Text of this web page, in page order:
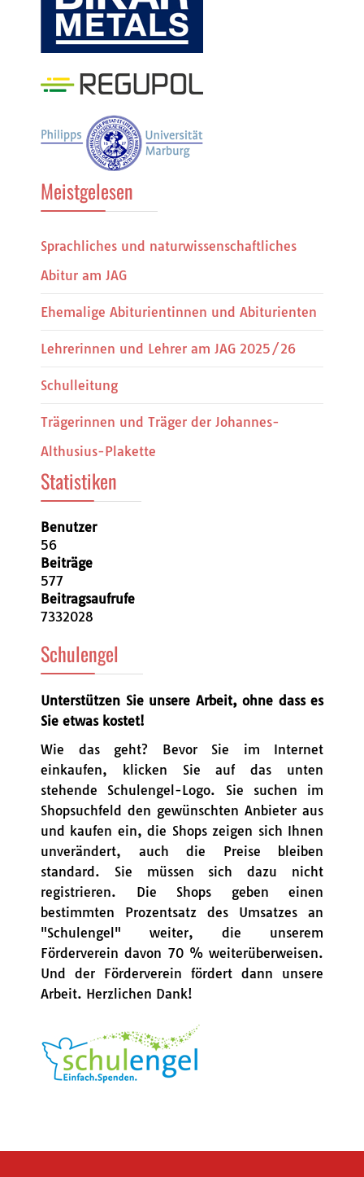
Meistgelesen
Sprachliches und naturwissenschaftliches
Abitur am JAG
Ehemalige Abiturientinnen und Abiturienten
Lehrerinnen und Lehrer am JAG 2025/26
Schulleitung
Trägerinnen und Träger der Johannes-
Althusius-Plakette
Statistiken
Benutzer
56
Beiträge
577
Beitragsaufrufe
7332028
Schulengel
Unterstützen Sie unsere Arbeit, ohne dass es
Sie etwas kostet!
Wie das geht? Bevor Sie im Internet
einkaufen, klicken Sie auf das unten
stehende Schulengel-Logo. Sie suchen im
Shopsuchfeld den gewünschten Anbieter aus
und kaufen ein, die Shops zeigen sich Ihnen
unverändert, auch die Preise bleiben
standard. Sie müssen sich dazu nicht
registrieren. Die Shops geben einen
bestimmten Prozentsatz des Umsatzes an
"Schulengel" weiter, die unserem
Förderverein davon 70 % weiterüberweisen.
Und der Förderverein fördert dann unsere
Arbeit. Herzlichen Dank!